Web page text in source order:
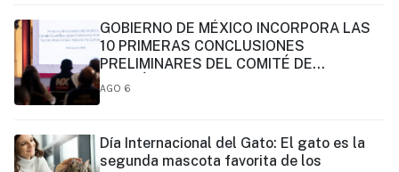
GOBIERNO DE MÉXICO INCORPORA LAS
10 PRIMERAS CONCLUSIONES
PRELIMINARES DEL COMITÉ DE
CIENTÍFICOS Y ESPECIALISTAS PARA EL
PRESIDENTA CLAUDIA SHEINBAUM
AGO 6
Día Internacional del Gato: El gato es la
segunda mascota favorita de los